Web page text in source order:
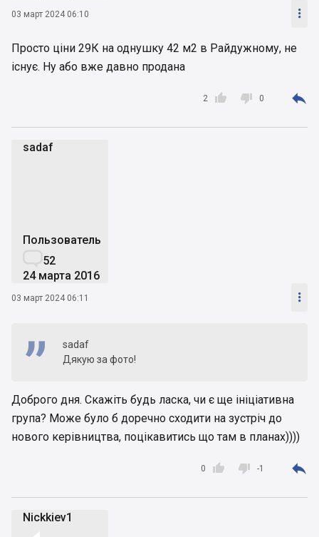
03 март 2024 06:10 
Просто ціни 29К на однушку 42 м2 в Райдужному, не
існує. Ну або вже давно продана

2  0 
sadaf
Пользователь
52
24 марта 2016
03 март 2024 06:11 
sadaf
Дякую за фото!
Доброго дня. Скажіть будь ласка, чи є ще ініціативна
група? Може було б доречно сходити на зустріч до
нового керівництва, поцікавитись що там в планах))))

0  -1 
Nickkiev1